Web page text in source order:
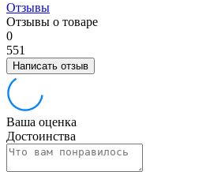
Отзывы
Отзывы о товаре
0
551
Написать отзыв
Ваша оценка
Достоинства